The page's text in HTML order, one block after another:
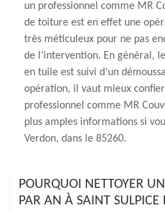
un professionnel comme MR
de toiture est en effet une
très méticuleux pour ne pas
de l’intervention. En général,
en tuile est suivi d’un
opération, il vaut mieux
professionnel comme MR
plus amples informations si
Verdon, dans le 85260.
POURQUOI NETTOYER
PAR AN À SAINT SULPICE